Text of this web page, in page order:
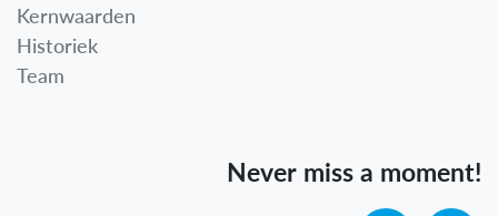
Kernwaarden
Historiek
Team
Never miss a moment!